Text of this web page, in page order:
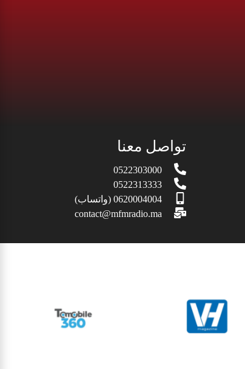
تواصل معنا
0522303000
0522313333
0620004004 (واتساب)
contact@mfmradio.ma